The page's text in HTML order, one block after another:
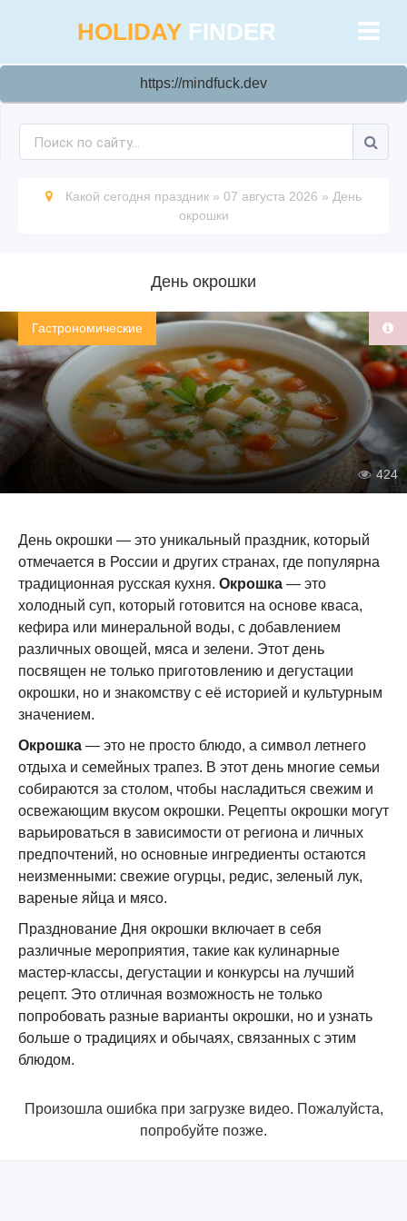
HOLIDAY FINDER
https://mindfuck.dev
Какой сегодня праздник » 07 августа 2026 » День
окрошки
День окрошки
Гастрономические
424
День окрошки — это уникальный праздник, который
отмечается в России и других странах, где популярна
традиционная русская кухня. Окрошка — это
холодный суп, который готовится на основе кваса,
кефира или минеральной воды, с добавлением
различных овощей, мяса и зелени. Этот день
посвящен не только приготовлению и дегустации
окрошки, но и знакомству с её историей и культурным
значением.
Окрошка — это не просто блюдо, а символ летнего
отдыха и семейных трапез. В этот день многие семьи
собираются за столом, чтобы насладиться свежим и
освежающим вкусом окрошки. Рецепты окрошки могут
варьироваться в зависимости от региона и личных
предпочтений, но основные ингредиенты остаются
неизменными: свежие огурцы, редис, зеленый лук,
вареные яйца и мясо.
Празднование Дня окрошки включает в себя
различные мероприятия, такие как кулинарные
мастер-классы, дегустации и конкурсы на лучший
рецепт. Это отличная возможность не только
попробовать разные варианты окрошки, но и узнать
больше о традициях и обычаях, связанных с этим
блюдом.
Произошла ошибка при загрузке видео. Пожалуйста,
попробуйте позже.